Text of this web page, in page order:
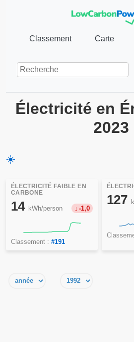
Classement Carte
Électricité en
2023
☀️
ÉLECTRICITÉ FAIBLE EN
CARBONE
14 kWh/person -1,0
Classement : #191
127